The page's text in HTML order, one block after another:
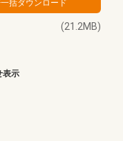
(21.2MB)
表示